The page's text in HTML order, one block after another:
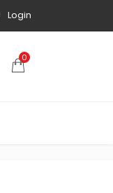
Login
0